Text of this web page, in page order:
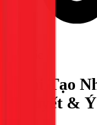
Cải Tạo
Quyết &